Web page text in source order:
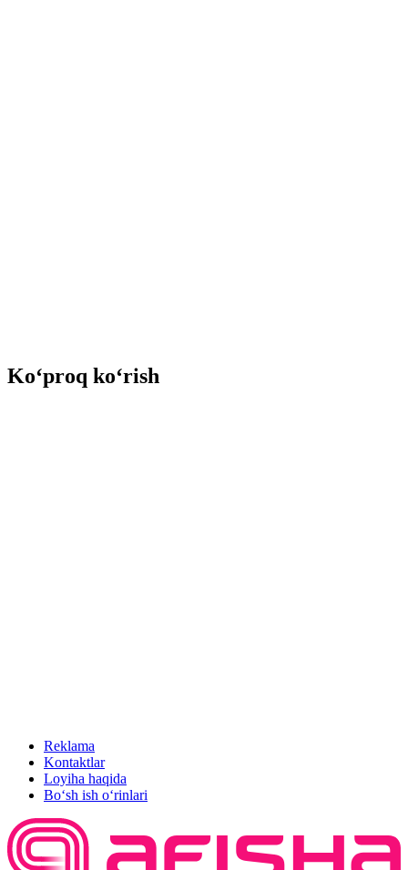
Ko‘proq ko‘rish
Reklama
Kontaktlar
Loyiha haqida
Bo‘sh ish o‘rinlari